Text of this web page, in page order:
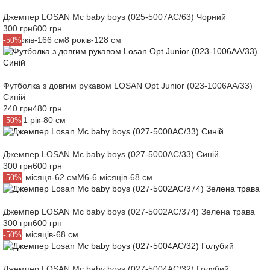
Застосувати фільтр
Скасувати
Різнокольоровий
Помаранчевий
Фісташковий
Бордовий
Яскраво-зелений
Синій/Білий
Світло-сірий
Бірюзовий
Жовтий
Світло-фісташковий
Яскраво-синій
Блакитний
Бiло-Помаранчевий
Малиновий
Кораловий
Насичений синій
Джемпер LOSAN Mc baby boys (025-5007AC/63) Чорний
300 грн600 грн
-50%
16 років-166 см8 років-128 см
Футболка з довгим рукавом LOSAN Opt Junior (023-1006AA/33)
Синій
240 грн480 грн
-50%
M12-1 рік-80 см
Джемпер LOSAN Mc baby boys (027-5000AC/33) Синій
300 грн600 грн
-50%
M3-3 місяця-62 смM6-6 місяців-68 см
Джемпер LOSAN Mc baby boys (027-5002AC/374) Зелена трава
300 грн600 грн
-50%
M6-6 місяців-68 см